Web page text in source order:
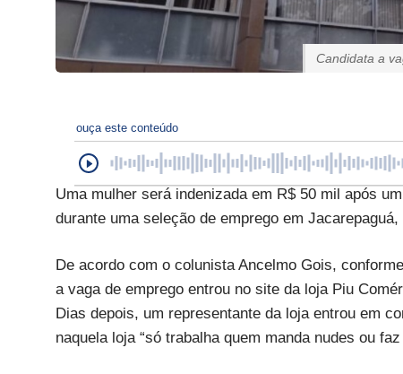
Candidata a
ouça este conteúdo
Uma mulher será indenizada em R$ 50 mil após
durante uma seleção de emprego em
De acordo com o colunista Ancelmo Gois,
a vaga de emprego entrou no site da loja Piu
Dias depois, um representante da loja entrou em
naquela loja “só trabalha quem manda nudes ou